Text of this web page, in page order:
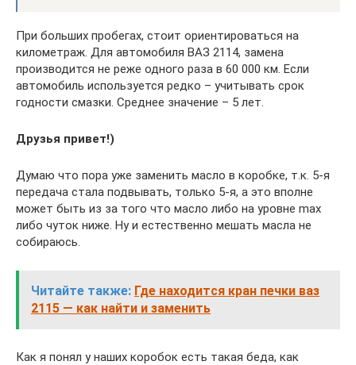
При больших пробегах, стоит ориентироваться на
километраж. Для автомобиля ВАЗ 2114, замена
производится не реже одного раза в 60 000 км. Если
автомобиль используется редко – учитывать срок
годности смазки. Среднее значение – 5 лет.
Друзья привет!)
Думаю что пора уже заменить масло в коробке, т.к. 5-я
передача стала подвывать, только 5-я, а это вполне
может быть из за того что масло либо на уровне max
либо чуток ниже. Ну и естественно мешать масла не
собираюсь.
Читайте также: Где находится кран печки ваз
2115 — как найти и заменить
Как я понял у наших коробок есть такая беда, как